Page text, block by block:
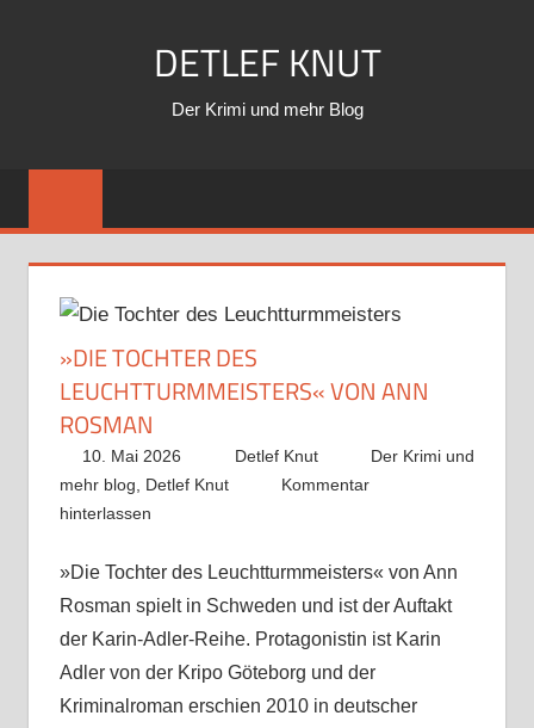
DETLEF KNUT
Der Krimi und mehr Blog
»DIE TOCHTER DES
LEUCHTTURMMEISTERS« VON ANN
ROSMAN
10. Mai 2026 Detlef Knut
Der Krimi und
mehr blog, Detlef Knut
Kommentar
hinterlassen
»Die Tochter des Leuchtturmmeisters« von Ann
Rosman spielt in Schweden und ist der Auftakt
der Karin-Adler-Reihe. Protagonistin ist Karin
Adler von der Kripo Göteborg und der
Kriminalroman erschien 2010 in deutscher